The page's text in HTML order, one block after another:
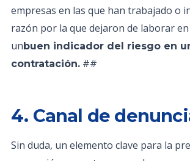
empresas en las que han trabajado o
razón por la que dejaron de laborar
unbuen indicador del riesgo en
contratación. ##
4. Canal de
Sin duda, un elemento clave para la